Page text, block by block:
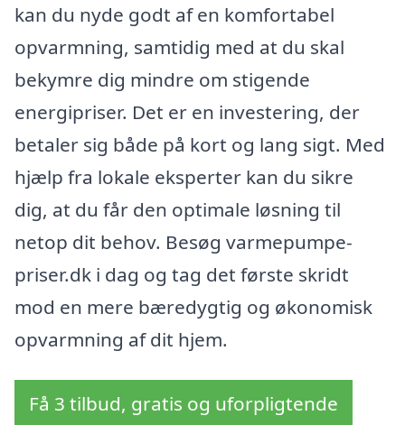
kan du nyde godt af en komfortabel
opvarmning, samtidig med at du skal
bekymre dig mindre om stigende
energipriser. Det er en investering, der
betaler sig både på kort og lang sigt. Med
hjælp fra lokale eksperter kan du sikre
dig, at du får den optimale løsning til
netop dit behov. Besøg varmepumpe-
priser.dk i dag og tag det første skridt
mod en mere bæredygtig og økonomisk
opvarmning af dit hjem.
Få 3 tilbud, gratis og uforpligtende